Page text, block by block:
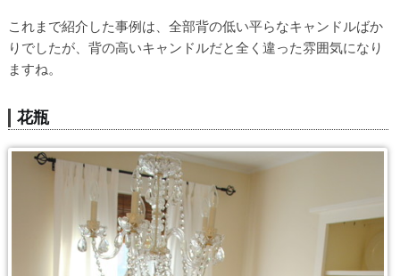
これまで紹介した事例は、全部背の低い平らなキャンドルばか
りでしたが、背の高いキャンドルだと全く違った雰囲気になり
ますね。
花瓶